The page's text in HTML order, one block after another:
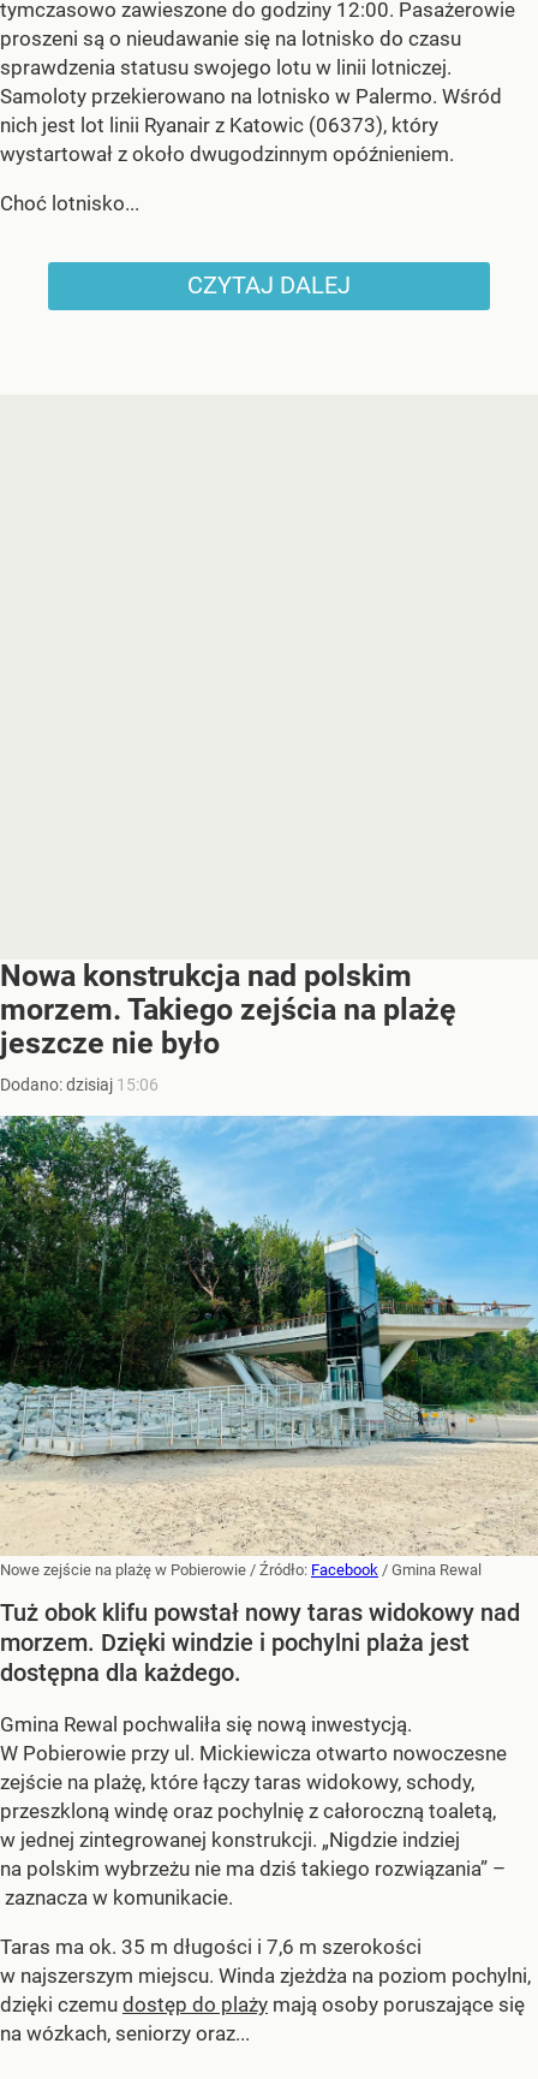
tymczasowo zawieszone do godziny 12:00. Pasażerowie
proszeni są o nieudawanie się na lotnisko do czasu
sprawdzenia statusu swojego lotu w linii lotniczej.
Samoloty przekierowano na lotnisko w Palermo. Wśród
nich jest lot linii Ryanair z Katowic (06373), który
wystartował z około dwugodzinnym opóźnieniem.
Choć lotnisko...
CZYTAJ DALEJ
Nowa konstrukcja nad polskim
morzem. Takiego zejścia na plażę
jeszcze nie było
Dodano:dzisiaj 15:06
Nowe zejście na plażę w Pobierowie / Źródło: Facebook / Gmina Rewal
Tuż obok klifu powstał nowy taras widokowy nad
morzem. Dzięki windzie i pochylni plaża jest
dostępna dla każdego.
Gmina Rewal pochwaliła się nową inwestycją.
W Pobierowie przy ul. Mickiewicza otwarto nowoczesne
zejście na plażę, które łączy taras widokowy, schody,
przeszkloną windę oraz pochylnię z całoroczną toaletą,
w jednej zintegrowanej konstrukcji. „Nigdzie indziej
na polskim wybrzeżu nie ma dziś takiego rozwiązania” –
zaznacza w komunikacie.
Taras ma ok. 35 m długości i 7,6 m szerokości
w najszerszym miejscu. Winda zjeżdża na poziom pochylni,
dzięki czemu dostęp do plaży mają osoby poruszające się
na wózkach, seniorzy oraz...